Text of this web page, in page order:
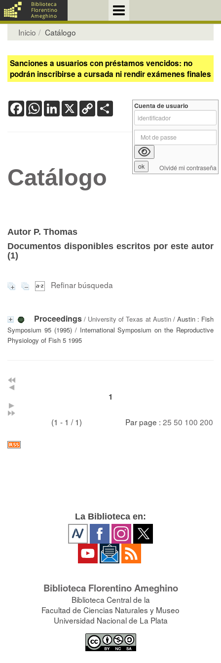
Inicio Catálogo
Sanciones a usuarios con préstamos vencidos: no
podrán inscribirse a cursada ni rendir exámenes finales
FacebookWhatsApp
LinkedIn
X Copy
Link
Catálogo
Autor P. Thomas
Documentos disponibles escritos por este autor
(1)
Refinar búsqueda
Proceedings / University of Texas at Austin/ Austin : Fish
Symposium 95 (1995) / International Symposium on the Reproductive
Physiology of Fish 5 1995
1
(1 - 1 / 1) Par page : 25 50 100 200
Cuenta de usuario
Olvidé mi contraseña
La Biblioteca en:
Biblioteca Florentino Ameghino
Biblioteca Central de la
Facultad de Ciencias Naturales y Museo
Universidad Nacional de La Plata